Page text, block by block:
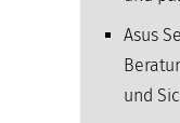
Asus
und